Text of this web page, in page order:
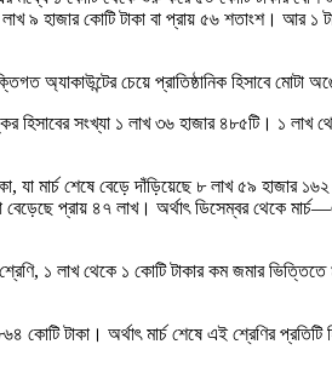
৯ হাজার কোটি টাকা বা প্রায় ৫৬ শতাংশ। আর ১
অ্যাকাউন্টের চেয়ে প্রাতিষ্ঠানিক হিসাবে মোটা
হিসাবের সংখ্যা ১ লাখ ৩৬ হাজার ৪৮৫টি। ১ লাখ
মার্চ শেষে বেড়ে দাঁড়িয়েছে ৮ লাখ ৫৯ হাজার ১৬২
প্রায় ৪৭ লাখ। অর্থাৎ ডিসেম্বর থেকে
১ লাখ থেকে ১ কোটি টাকার কম জমার
কোটি টাকা। অর্থাৎ মার্চ শেষে এই শ্রেণির